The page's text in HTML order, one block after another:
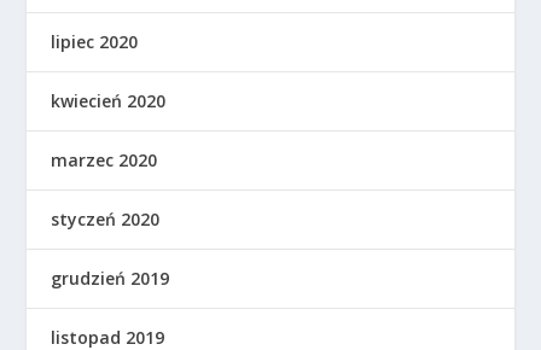
lipiec 2020
kwiecień 2020
marzec 2020
styczeń 2020
grudzień 2019
listopad 2019